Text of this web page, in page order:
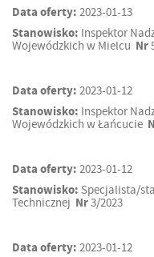
Data oferty: 2023-01-13
Stanowisko: Inspektor
Wojewódzkich w Mielcu Nr
Data oferty: 2023-01-12
Stanowisko: Inspektor
Wojewódzkich w Łańcucie
Data oferty: 2023-01-12
Stanowisko: Specjalista/
Technicznej Nr3/2023
Data oferty: 2023-01-12